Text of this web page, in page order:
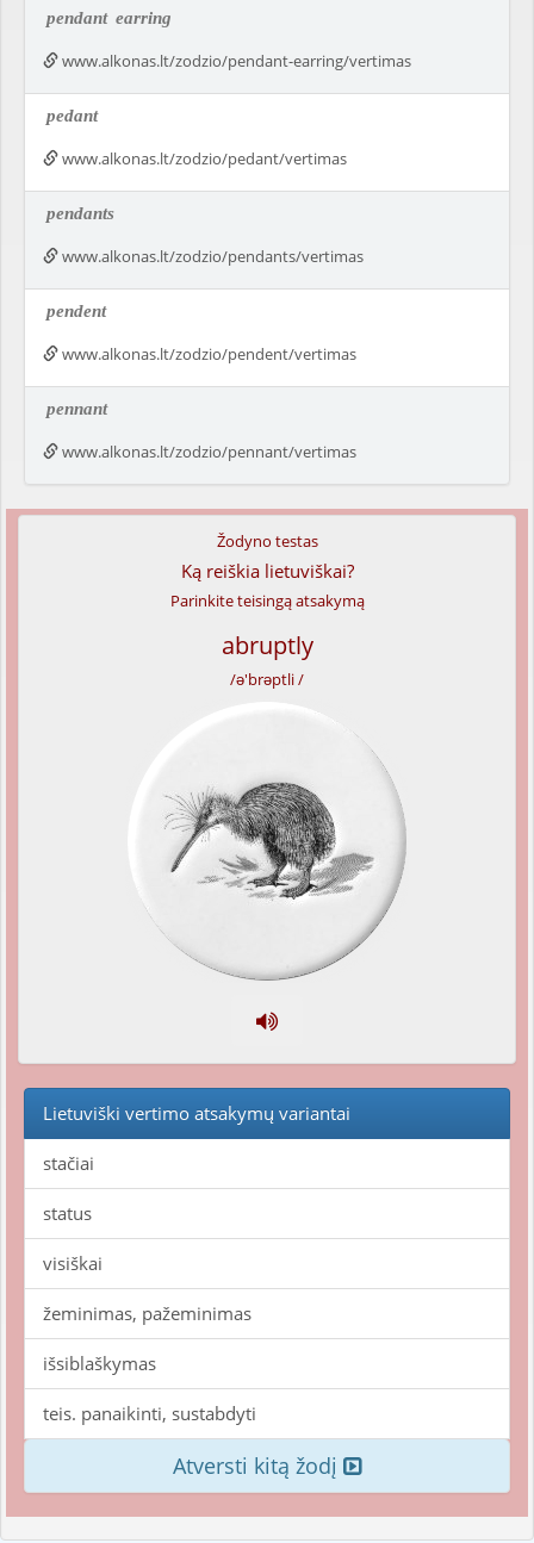
pendant earring
www.alkonas.lt/zodzio/pendant-earring/vertimas
pedant
www.alkonas.lt/zodzio/pedant/vertimas
pendants
www.alkonas.lt/zodzio/pendants/vertimas
pendent
www.alkonas.lt/zodzio/pendent/vertimas
pennant
www.alkonas.lt/zodzio/pennant/vertimas
Žodyno testas
Ką reiškia lietuviškai?
Parinkite teisingą atsakymą
abruptly
/ə'brəptli /
Lietuviški vertimo atsakymų variantai
stačiai
status
visiškai
žeminimas, pažeminimas
išsiblaškymas
teis. panaikinti, sustabdyti
Atversti kitą žodį